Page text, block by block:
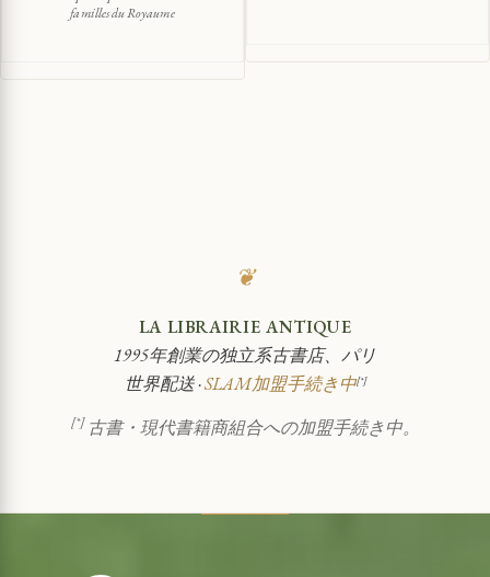
familles du Royaume
❦
LA LIBRAIRIE ANTIQUE
1995年創業の独立系古書店、パリ
世界配送 ·SLAM加盟手続き中[*]
[*]古書・現代書籍商組合への加盟手続き中。